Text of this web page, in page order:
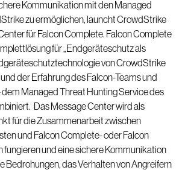
Kommunikation mit den Managed
zu ermöglichen, launcht CrowdStrike
für Falcon Complete. Falcon Complete
für „Endgeräteschutz als
von CrowdStrike
der Erfahrung des Falcon-Teams und
dem Managed Threat Hunting Service des
Das Message Center wird als
für die Zusammenarbeit zwischen
und Falcon Complete- oder Falcon
und eine sichere Kommunikation
Bedrohungen, das Verhalten von Angreifern